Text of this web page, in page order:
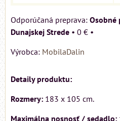
Osobné
Dunajskej Strede • 0 € •
Výrobca: MobilaDalin
Detaily produktu:
Rozmery: 183 x 105 cm.
Maximálna nosnosť / sedadlo: